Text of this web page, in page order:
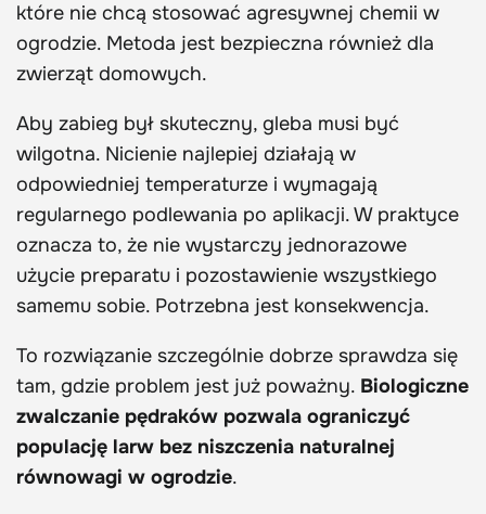
które nie chcą stosować agresywnej chemii w
ogrodzie. Metoda jest bezpieczna również dla
zwierząt domowych.
Aby zabieg był skuteczny, gleba musi być
wilgotna. Nicienie najlepiej działają w
odpowiedniej temperaturze i wymagają
regularnego podlewania po aplikacji. W praktyce
oznacza to, że nie wystarczy jednorazowe
użycie preparatu i pozostawienie wszystkiego
samemu sobie. Potrzebna jest konsekwencja.
To rozwiązanie szczególnie dobrze sprawdza się
tam, gdzie problem jest już poważny. Biologiczne
zwalczanie pędraków pozwala ograniczyć
populację larw bez niszczenia naturalnej
równowagi w ogrodzie.